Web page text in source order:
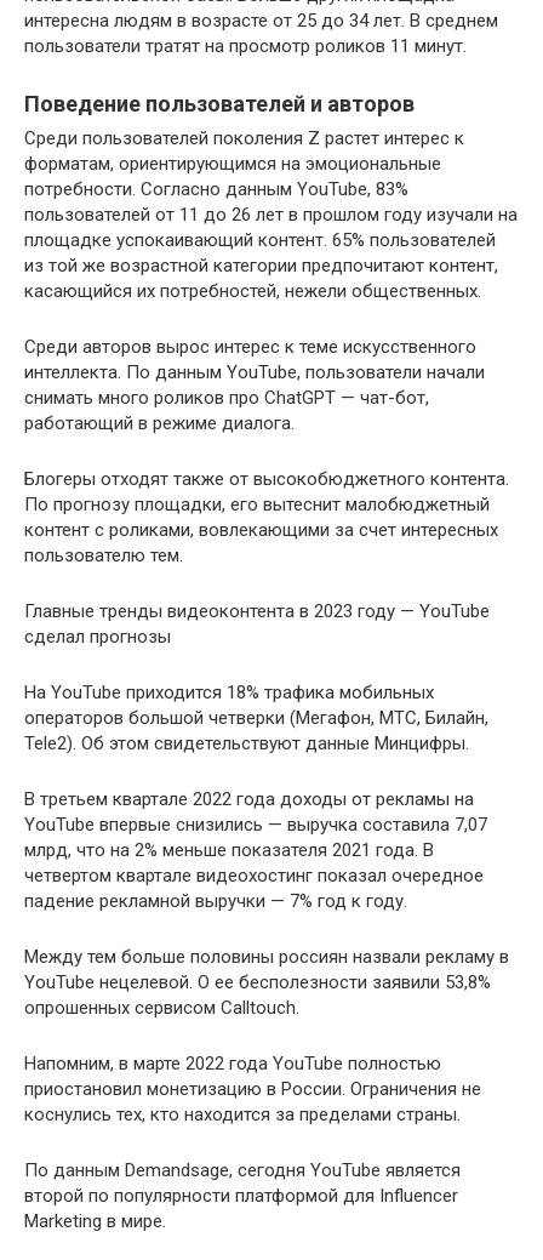
интересна людям в возрасте от 25 до 34 лет. В среднем
пользователи тратят на просмотр роликов 11 минут.
Поведение пользователей и авторов
Среди пользователей поколения Z растет интерес к
форматам, ориентирующимся на эмоциональные
потребности. Согласно данным YouTube, 83%
пользователей от 11 до 26 лет в прошлом году изучали на
площадке успокаивающий контент. 65% пользователей
из той же возрастной категории предпочитают контент,
касающийся их потребностей, нежели общественных.
Среди авторов вырос интерес к теме искусственного
интеллекта. По данным YouTube, пользователи начали
снимать много роликов про ChatGPT — чат-бот,
работающий в режиме диалога.
Блогеры отходят также от высокобюджетного контента.
По прогнозу площадки, его вытеснит малобюджетный
контент с роликами, вовлекающими за счет интересных
пользователю тем.
Главные тренды видеоконтента в 2023 году — YouTube
сделал прогнозы
На YouTube приходится 18% трафика мобильных
операторов большой четверки (Мегафон, МТС, Билайн,
Tele2). Об этом свидетельствуют данные Минцифры.
В третьем квартале 2022 года доходы от рекламы на
YouTube впервые снизились — выручка составила 7,07
млрд, что на 2% меньше показателя 2021 года. В
четвертом квартале видеохостинг показал очередное
падение рекламной выручки — 7% год к году.
Между тем больше половины россиян назвали рекламу в
YouTube нецелевой. О ее бесполезности заявили 53,8%
опрошенных сервисом Calltouch.
Напомним, в марте 2022 года YouTube полностью
приостановил монетизацию в России. Ограничения не
коснулись тех, кто находится за пределами страны.
По данным Demandsage, сегодня YouTube является
второй по популярности платформой для Influencer
Marketing в мире.